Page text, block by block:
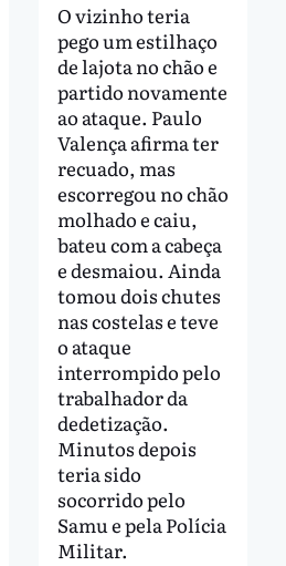
O vizinho teria
pego um estilhaço
de lajota no chão e
partido novamente
ao ataque. Paulo
Valença afirma ter
recuado, mas
escorregou no chão
molhado e caiu,
bateu com a cabeça
e desmaiou. Ainda
tomou dois chutes
nas costelas e teve
o ataque
interrompido pelo
trabalhador da
dedetização.
Minutos depois
teria sido
socorrido pelo
Samu e pela Polícia
Militar.